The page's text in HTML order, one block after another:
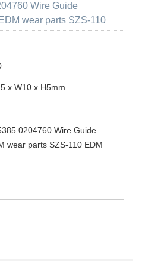
Wire Guide
wear parts SZS-110
x W10 x H5mm
0204760 Wire Guide
wear parts SZS-110 EDM